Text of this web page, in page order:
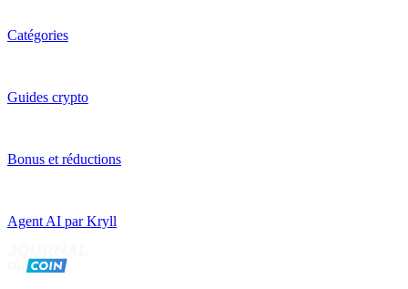
Catégories
Guides crypto
Bonus et réductions
Agent AI par Kryll